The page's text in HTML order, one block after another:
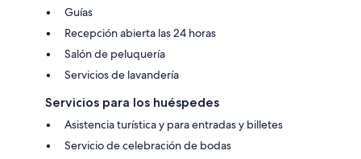
Guías
Recepción abierta las 24 horas
Salón de peluquería
Servicios de lavandería
Servicios para los huéspedes
Asistencia turística y para entradas y billetes
Servicio de celebración de bodas